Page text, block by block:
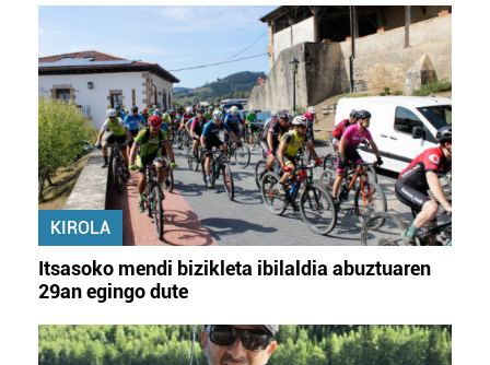
KIROLA
Itsasoko mendi bizikleta ibilaldia abuztuaren
29an egingo dute